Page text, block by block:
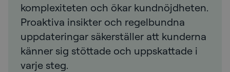
komplexiteten och ökar kundnöjdheten.
Proaktiva insikter och regelbundna
uppdateringar säkerställer att kunderna
känner sig stöttade och uppskattade i
varje steg.